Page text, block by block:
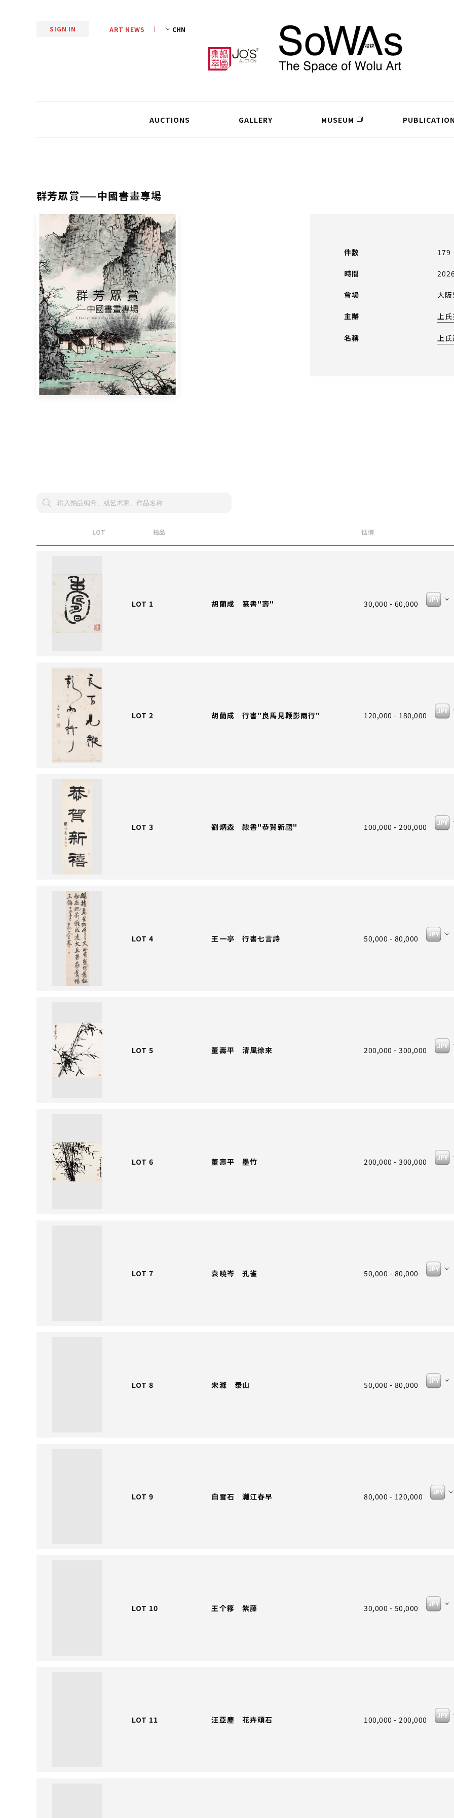
SIGN IN ART NEWS
AUCTIONS GALLERY MUSEUM
群芳眾賞——中國書畫專場
件数 179
時間
會場 大
主辦 上氏
名稱 上
LOT 拍品 估價
LOT 1 胡蘭成 篆書"壽" 30,000 - 60,000
LOT 2 胡蘭成 行書"良馬見鞭影兩行" 120,000 - 180,000
LOT 3 劉炳森 隸書"恭賀新禧" 100,000 - 200,000
LOT 4 王一亭 行書七言詩 50,000 - 80,000
LOT 5 董壽平 清風徐來 200,000 - 300,000
LOT 6 董壽平 墨竹 200,000 - 300,000
LOT 7 袁曉岑 孔雀 50,000 - 80,000
LOT 8 宋滌 泰山 50,000 - 80,000
LOT 9 白雪石 灕江春早 80,000 - 120,000
LOT 10 王个簃 紫藤 30,000 - 50,000
LOT 11 汪亞塵 花卉頑石 100,000 - 200,000